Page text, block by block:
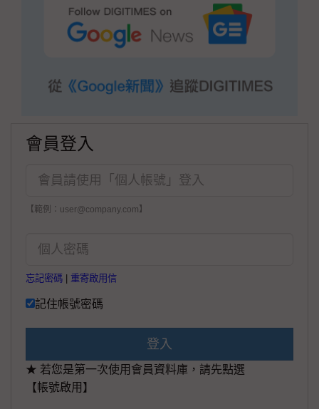
會員登入
【範例：user@company.com】
忘記密碼 重寄啟用信
記住帳號密碼
登入
★ 若您是第一次使用會員資料庫，請先點選
【帳號啟用】